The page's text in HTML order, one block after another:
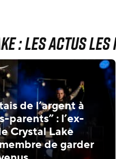
: Les actus
de l’argent à
parents” : l’ex-
Crystal Lake
de garder